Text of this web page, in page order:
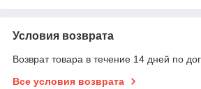
Условия возврата
Возврат товара в течение 14 дней по
Все условия возврата